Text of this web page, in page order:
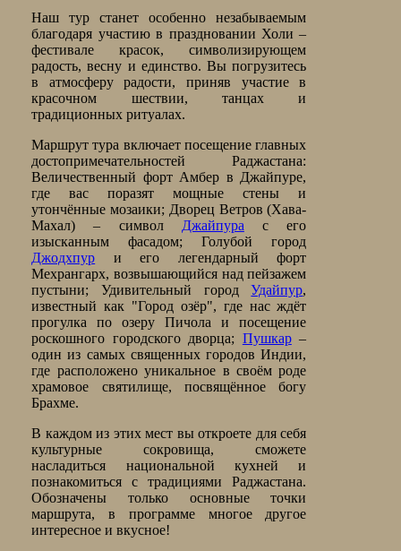
Наш тур станет особенно незабываемым
благодаря участию в праздновании Холи –
фестивале красок, символизирующем
радость, весну и единство. Вы погрузитесь
в атмосферу радости, приняв участие в
красочном шествии, танцах и
традиционных ритуалах.
Маршрут тура включает посещение главных
достопримечательностей Раджастана:
Величественный форт Амбер в Джайпуре,
где вас поразят мощные стены и
утончённые мозаики; Дворец Ветров (Хава-
Махал) – символ Джайпура с его
изысканным фасадом; Голубой город
Джодхпур и его легендарный форт
Мехрангарх, возвышающийся над пейзажем
пустыни; Удивительный городУдайпур,
известный как "Город озёр", где нас ждёт
прогулка по озеру Пичола и посещение
роскошного городского дворца; Пушкар–
один из самых священных городов Индии,
где расположено уникальное в своём роде
храмовое святилище, посвящённое богу
Брахме.
В каждом из этих мест вы откроете для себя
культурные сокровища, сможете
насладиться национальной кухней и
познакомиться с традициями Раджастана.
Обозначены только основные точки
маршрута, в программе многое другое
интересное и вкусное!